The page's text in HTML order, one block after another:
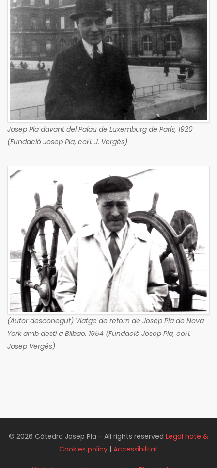
Josep Pla davant del Palau de Luxemburg de París, 1920
(Fundació Josep Pla, col·l. J. Vergés)
(Autor desconegut) Viatge de retorn de Josep Pla de Nova
York amb destí a Bilbao, 1954 (Fundació Josep Pla, col·l.
Josep Vergés)
© 2026 Cátedra Josep Pla - All rights reserved Legal note &
Cookies policy | Accessibilitat